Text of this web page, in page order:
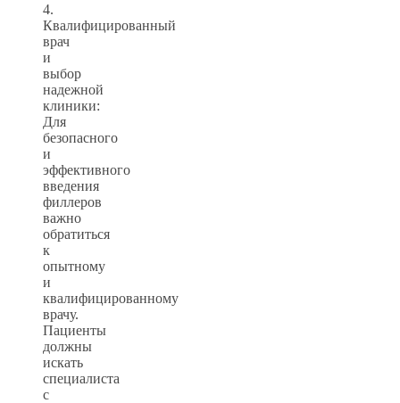
4.
Квалифицированный
врач
и
выбор
надежной
клиники:
Для
безопасного
и
эффективного
введения
филлеров
важно
обратиться
к
опытному
и
квалифицированному
врачу.
Пациенты
должны
искать
специалиста
с